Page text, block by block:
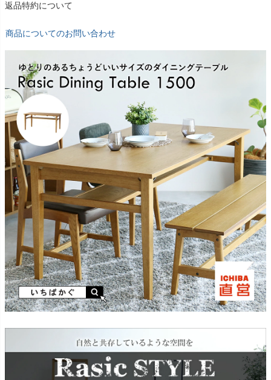
返品特約について
商品についてのお問い合わせ